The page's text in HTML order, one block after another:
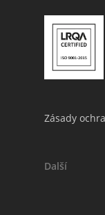
Zásady
Další